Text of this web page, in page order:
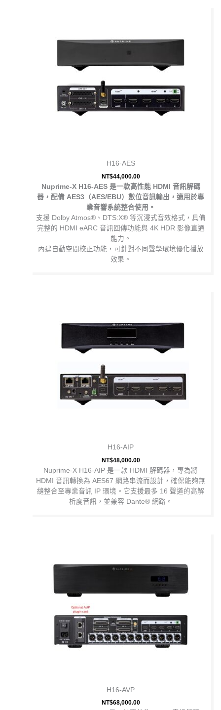
H16-AES
NT$44,000.00
Nuprime-X H16-AES 是一款高性能 HDMI 音訊解碼
器，配備 AES3（AES/EBU）數位音訊輸出，適用於專
業音響系統整合使用。
支援 Dolby Atmos®、DTS:X® 等沉浸式音效格式，具備
完整的 HDMI eARC 音訊回傳功能與 4K HDR 影像直通
能力。
內建自動空間校正功能，可針對不同聲學環境優化播放
效果。
H16-AIP
NT$48,000.00
Nuprime-X H16-AIP 是一款 HDMI 解碼器，專為將
HDMI 音訊轉換為 AES67 網路串流而設計，確保能夠無
縫整合至專業音訊 IP 環境。它支援最多 16 聲道的高解
析度音訊，並兼容 Dante® 網路。
H16-AVP
NT$68,000.00